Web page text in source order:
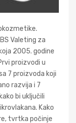
Valeting za
2005. godine
proizvodi u
7 proizvoda koji
razvija i 7
bi uključili
Kako
tvrtka počinje